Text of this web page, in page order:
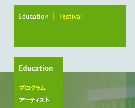
プログラム